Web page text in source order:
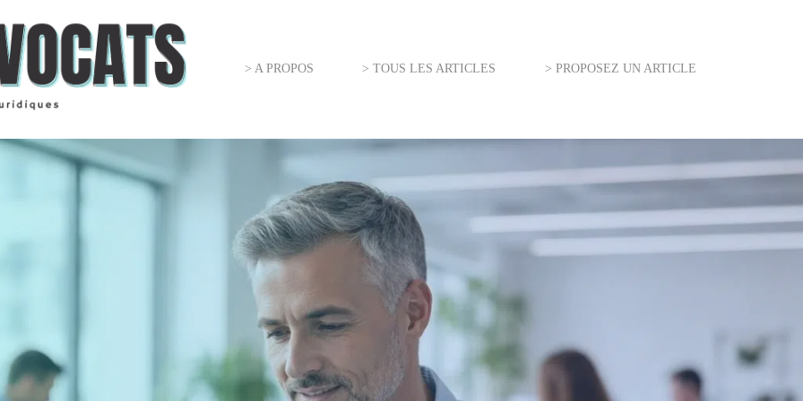
> A PROPOS > TOUS LES ARTICLES > PROPOSEZ UN ARTICLE